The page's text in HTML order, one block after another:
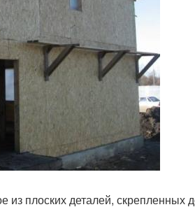
плоских деталей, скрепленных